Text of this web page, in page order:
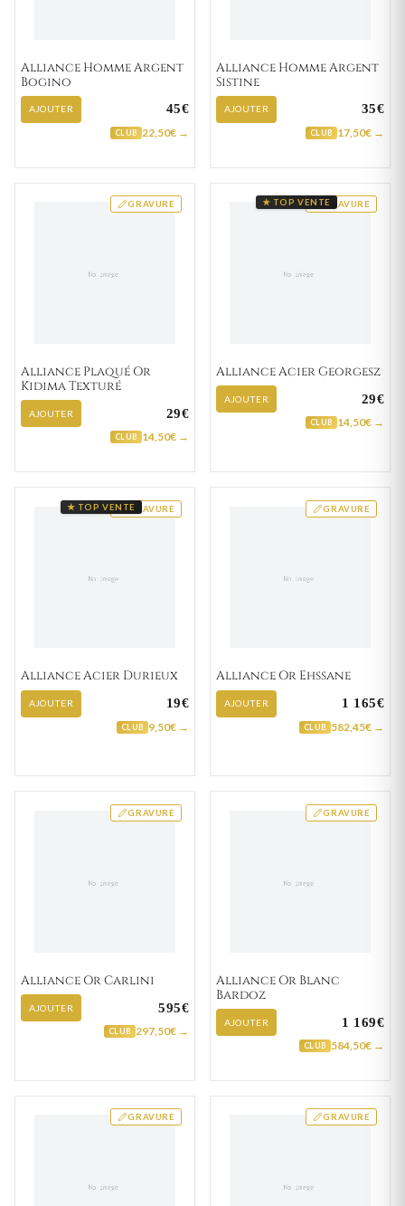
Alliance Homme Argent
Bogino
AJOUTER 45€
CLUB 22,50€ →
Alliance Homme Argent
Sistine
AJOUTER 35€
CLUB 17,50€ →
GRAVURE
Alliance Plaqué Or
Kidima Texturé
AJOUTER 29€
CLUB 14,50€ →
GRAVURE
★ TOP VENTE
Alliance Acier Georgesz
AJOUTER 29€
CLUB 14,50€ →
GRAVURE
★ TOP VENTE
Alliance Acier Durieux
AJOUTER 19€
CLUB 9,50€ →
GRAVURE
Alliance Or Ehssane
AJOUTER 1 165€
CLUB 582,45€ →
GRAVURE
Alliance Or Carlini
AJOUTER 595€
CLUB 297,50€ →
GRAVURE
Alliance Or Blanc
Bardoz
AJOUTER 1 169€
CLUB 584,50€ →
GRAVURE GRAVURE